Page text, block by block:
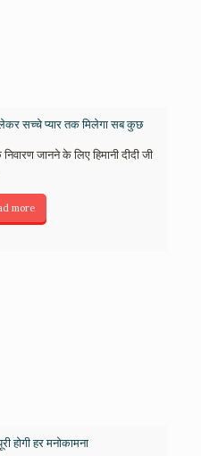
सच्चे प्यार तक मिलेगा सब कुछ
जानने के लिए हिमानी दीदी जी
more
होगी हर मनोकामना